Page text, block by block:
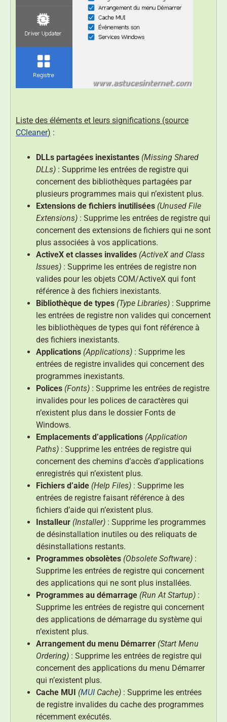
Liste des éléments et leurs significations (source
CCleaner) :
DLLs partagées inexistantes (Missing Shared
DLLs) : Supprime les entrées de registre qui
concernent des bibliothèques partagées par
plusieurs programmes mais qui n’existent plus.
Extensions de fichiers inutilisées (Unused File
Extensions) : Supprime les entrées de registre qui
concernent des extensions de fichiers qui ne sont
plus associées à vos applications.
ActiveX et classes invalides (ActiveX and Class
Issues) : Supprime les entrées de registre non
valides pour les objets COM/ActiveX qui font
référence à des fichiers inexistants.
Bibliothèque de types (Type Libraries) : Supprime
les entrées de registre non valides qui concernent
les bibliothèques de types qui font référence à
des fichiers inexistants.
Applications (Applications) : Supprime les
entrées de registre invalides qui concernent des
programmes inexistants.
Polices (Fonts) : Supprime les entrées de registre
invalides pour les polices de caractères qui
n’existent plus dans le dossier Fonts de
Windows.
Emplacements d’applications (Application
Paths) : Supprime les entrées de registre qui
concernent des chemins d’accès d’applications
enregistrés qui n’existent plus.
Fichiers d’aide (Help Files) : Supprime les
entrées de registre faisant référence à des
fichiers d’aide qui n’existent plus.
Installeur (Installer) : Supprime les programmes
de désinstallation inutiles ou des reliquats de
désinstallations restants.
Programmes obsolètes (Obsolete Software) :
Supprime les entrées de registre qui concernent
des applications qui ne sont plus installées.
Programmes au démarrage (Run At Startup) :
Supprime les entrées de registre qui concernent
des applications de démarrage du système qui
n’existent plus.
Arrangement du menu Démarrer (Start Menu
Ordering) : Supprime les entrées de registre qui
concernent des applications du menu Démarrer
qui n’existent plus.
Cache MUI (MUI Cache) : Supprime les entrées
de registre invalides du cache des programmes
récemment exécutés.